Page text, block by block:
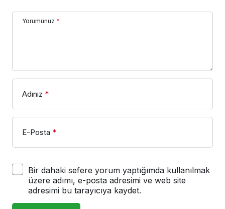
Yorumunuz *
Adınız *
E-Posta *
Bir dahaki sefere yorum yaptığımda kullanılmak
üzere adımı, e-posta adresimi ve web site
adresimi bu tarayıcıya kaydet.